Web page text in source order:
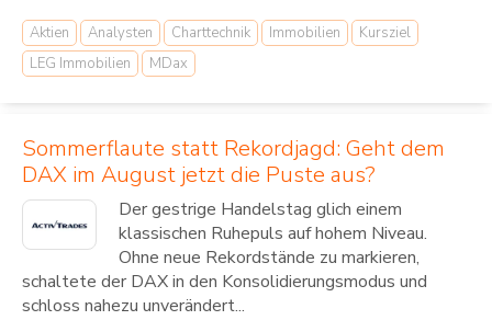
Aktien Analysten Charttechnik Immobilien
Kursziel
LEG Immobilien
MDax
Sommerflaute statt Rekordjagd: Geht dem
DAX im August jetzt die Puste aus?
Der gestrige Handelstag glich einem
klassischen Ruhepuls auf hohem Niveau.
Ohne neue Rekordstände zu markieren,
schaltete der DAX in den Konsolidierungsmodus und
schloss nahezu unverändert...